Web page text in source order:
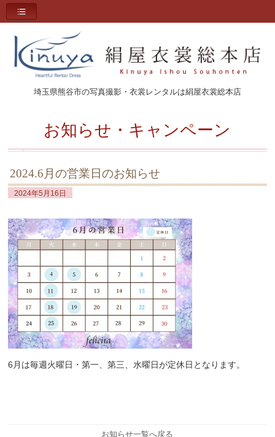
埼玉県熊谷市の写真撮影・衣裳レンタルは絹屋衣裳総本店
お知らせ・キャンペーン
2024.6月の営業日のお知らせ
2024年5月16日
6月は毎週火曜日・第一、第三、水曜日が定休日となります。
お知らせ一覧へ戻る